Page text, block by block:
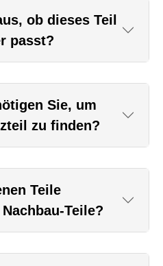
ob dieses Teil
passt?
Sie, um
zu finden?
Teile
Teile?